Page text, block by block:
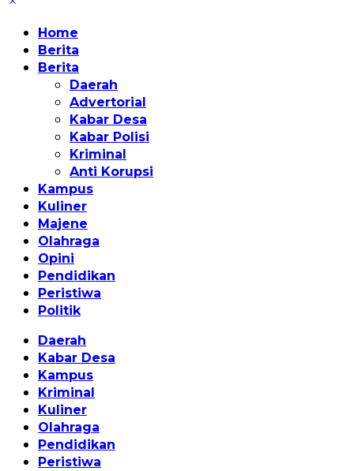
Home
Berita
Berita
Daerah
Advertorial
Kabar Desa
Kabar Polisi
Kriminal
Anti Korupsi
Kampus
Kuliner
Majene
Olahraga
Opini
Pendidikan
Peristiwa
Politik
Daerah
Kabar Desa
Kampus
Kriminal
Kuliner
Olahraga
Pendidikan
Peristiwa